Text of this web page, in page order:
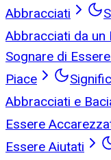
Abbracciati
Abbracciati da un
Sognare di
Piace
Abbracciati e
Essere
Essere Aiutati